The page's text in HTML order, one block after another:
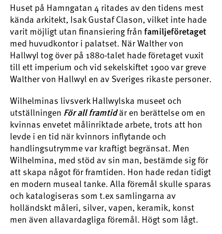
Huset på Hamngatan 4 ritades av den tidens mest
kända arkitekt, Isak Gustaf Clason, vilket inte hade
varit möjligt utan finansiering från familjeföretaget
med huvudkontor i palatset. När Walther von
Hallwyl tog över på 1880-talet hade företaget vuxit
till ett imperium och vid sekelskiftet 1900 var greve
Walther von Hallwyl en av Sveriges rikaste personer.
Wilhelminas livsverk Hallwylska museet och
utställningen För all framtidär en berättelse om en
kvinnas envetet målinriktade arbete, trots att hon
levde i en tid när kvinnors inflytande och
handlingsutrymme var kraftigt begränsat. Men
Wilhelmina, med stöd av sin man, bestämde sig för
att skapa något för framtiden. Hon hade redan tidigt
en modern museal tanke. Alla föremål skulle sparas
och katalogiseras som t.ex samlingarna av
holländskt måleri, silver, vapen, keramik, konst
men även allavardagliga föremål. Högt som lågt.